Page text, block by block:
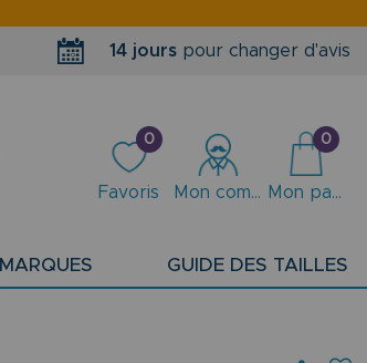
14 jours pour changer d'avis
0
Favoris Mon compte
0
Mon panier
MARQUES GUIDE DES TAILLES